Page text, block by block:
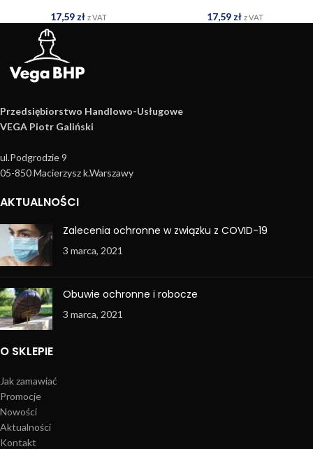
17,59 zł z VAT 17,59 zł z VAT
Przedsiębiorstwo Handlowo­-Usługowe
VEGA Piotr Galiński
ul.Podgrodzie 9
05-850 Macierzysz k.Warszawy
AKTUALNOŚCI
Zalecenia ochronne w związku z COVID-19
3 marca, 2021
Obuwie ochronne i robocze
3 marca, 2021
O SKLEPIE
Jak zamawiać
Promocje
Nowości
Aktualności
Kontakt